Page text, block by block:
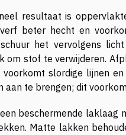
resultaat is
beter hecht en
het vervolgens
om stof te verwijderen.
voorkomt slordige lijnen
aan te brengen; dit
beschermende laklaag
Matte lakken